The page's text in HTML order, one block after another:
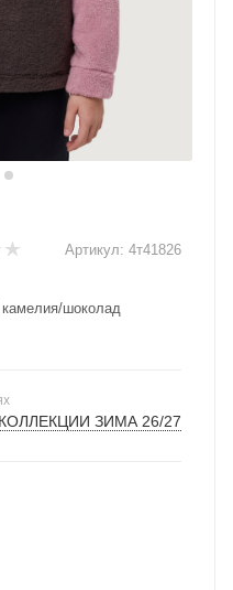
Артикул: 4т41826
камелия/шоколад
ЗИМА 26/27